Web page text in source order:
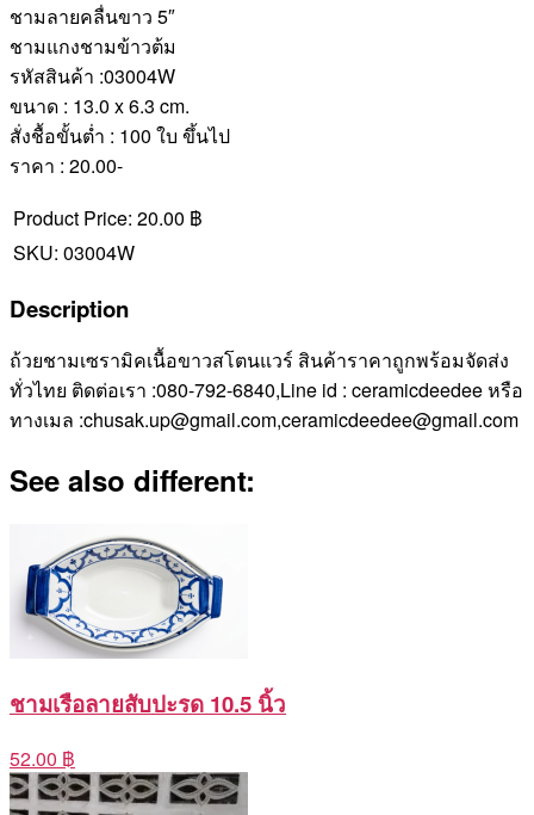
ชามลายคลื่นขาว 5″
ชามแกงชามข้าวต้ม
รหัสสินค้า :03004W
ขนาด : 13.0 x 6.3 cm.
สั่งชื้อขั้นต่ำ : 100 ใบ ขึ้นไป
ราคา : 20.00-
Product Price: 20.00 ฿
SKU: 03004W
Description
ถ้วยชามเซรามิคเนื้อขาวสโตนแวร์ สินค้าราคาถูกพร้อมจัดส่ง
ทั่วไทย ติดต่อเรา :080-792-6840,Line id : ceramicdeedee หรือ
ทางเมล :chusak.up@gmail.com,ceramicdeedee@gmail.com
See also different:
ชามเรือลายสับปะรด 10.5 นิ้ว
52.00 ฿